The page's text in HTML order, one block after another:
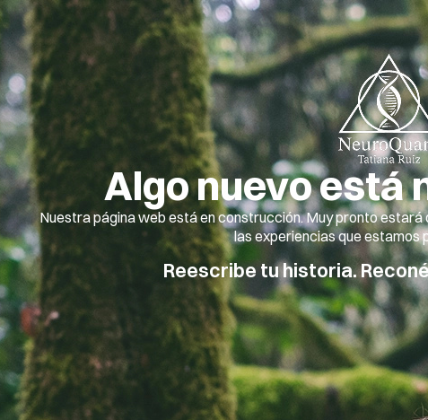
Algo nuevo está
Nuestra página web está en construcción. Muy pronto
las experiencias que estamos
Reescribe tu historia.